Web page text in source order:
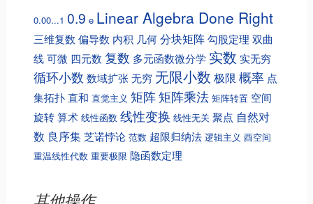
0.00...1 0.9 e Linear Algebra Done Right
三维复数 偏导数 内积 几何分块矩阵勾股定理 双曲
线可微 四元数 复数 多元函数微分学 实数 实无穷
循环小数 数域扩张无穷 无限小数 极限 概率 点
集拓扑直和 直觉主义 矩阵矩阵乘法 矩阵转置 空间
旋转算术 线性函数 线性变换 线性无关 聚点 自然对
数 良序集芝诺悖论 范数 超限归纳法 逻辑主义 酉空间
重温线性代数 重要极限 隐函数定理